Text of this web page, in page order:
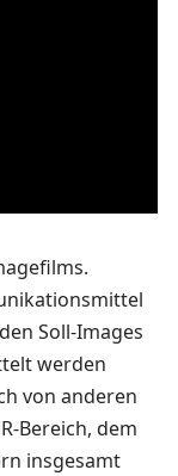
Soll-Images
werden
von anderen
Bereich, dem
insgesamt